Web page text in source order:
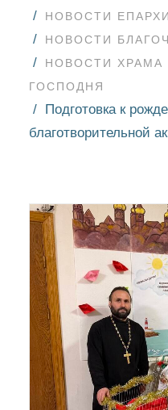
НОВОСТИ
НОВОСТИ
НОВОСТИ ХРАМА
ГОСПОДНЯ
Подготовка к
благотворительной